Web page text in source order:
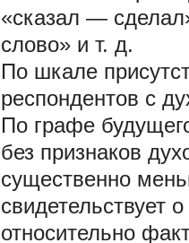
«сказал —
слово» и т. д.
По шкале
респондентов с
По графе
без признаков
существенно
свидетельствует
относительно